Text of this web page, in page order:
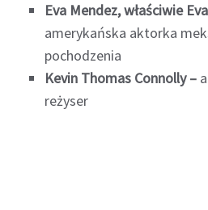
Eva Mendez, właściwie
amerykańska aktorka
pochodzenia
Kevin Thomas Connolly –
reżyser